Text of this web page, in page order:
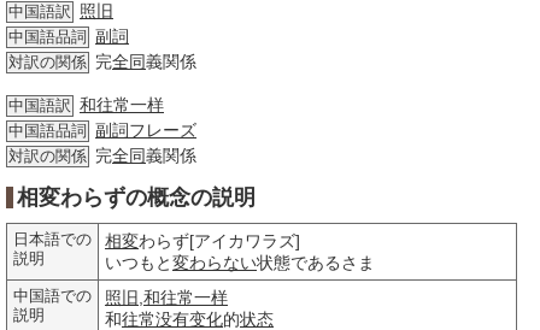
中国語訳 照旧
中国語品詞 副詞
対訳の関係 完全同義関係
中国語訳 和往常一样
中国語品詞 副詞フレーズ
対訳の関係 完全同義関係
相変わらずの概念の説明
日本語での
説明
相変わらず[アイカワラズ]
いつもと変わらない状態であるさま
中国語での
説明
照旧 和往常一样
和往常没有变化的状态